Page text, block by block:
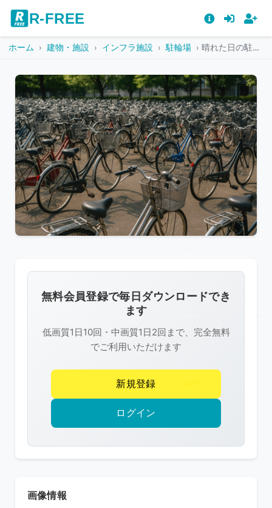
R-FREE
ホーム 建物・施設 インフラ施設 駐輪場 晴れた日の駐輪場に並ぶ色とりどりの自転車
像
は
R-
FREE
作
権
護
無料会員登録で毎日ダウンロードでき
ます
低画質1日10回・中画質1日2回まで、完全無料
でご利用いただけます
新規登録
ログイン
画像情報